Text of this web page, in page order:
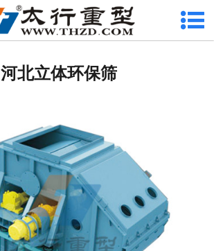
网站首页
- 河北沥青筛
河北砂石筛
河北直线筛
河北立体环保筛